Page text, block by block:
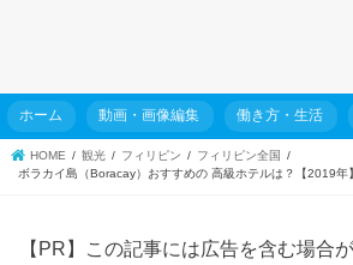
ホーム 動画・画像編集 働き方・生活
HOME 観光 フィリピン
フィリピン全国
ボラカイ島（Boracay）おすすめの 高級ホテルは？【2019年】
【PR】この記事には広告を含む場合